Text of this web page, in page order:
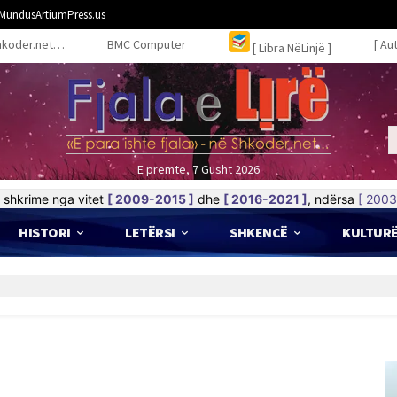
BMC Computer [ Libra NëLinjë ] [
E premte, 7 Gusht 2026
nga vitet [ 2009-2015 ] dhe [ 2016-2021 ], ndërsa [
HISTORI LETËRSI SHKENCË